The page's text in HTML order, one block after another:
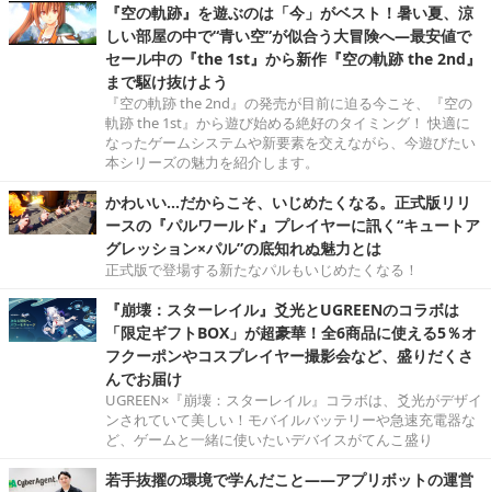
『空の軌跡』を遊ぶのは「今」がベスト！暑い夏、涼
しい部屋の中で“青い空”が似合う大冒険へ―最安値で
セール中の『the 1st』から新作『空の軌跡 the 2nd』
まで駆け抜けよう
『空の軌跡 the 2nd』の発売が目前に迫る今こそ、『空の
軌跡 the 1st』から遊び始める絶好のタイミング！ 快適に
なったゲームシステムや新要素を交えながら、今遊びたい
本シリーズの魅力を紹介します。
かわいい…だからこそ、いじめたくなる。正式版リリ
ースの『パルワールド』プレイヤーに訊く“キュートア
グレッション×パル”の底知れぬ魅力とは
正式版で登場する新たなパルもいじめたくなる！
『崩壊：スターレイル』爻光とUGREENのコラボは
「限定ギフトBOX」が超豪華！全6商品に使える5％オ
フクーポンやコスプレイヤー撮影会など、盛りだくさ
んでお届け
UGREEN×『崩壊：スターレイル』コラボは、爻光がデザイ
ンされていて美しい！モバイルバッテリーや急速充電器な
ど、ゲームと一緒に使いたいデバイスがてんこ盛り
若手抜擢の環境で学んだこと――アプリボットの運営